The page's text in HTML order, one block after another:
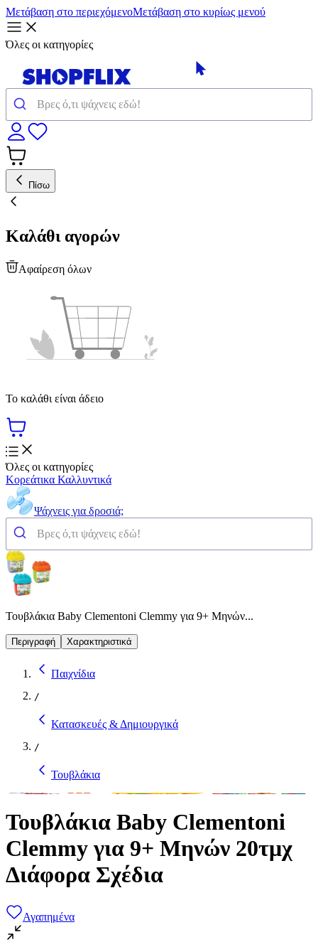
Μετάβαση στο περιεχόμενοΜετάβαση στο κυρίως μενού
Όλες οι κατηγορίες
Πίσω
Καλάθι αγορών
Αφαίρεση όλων
Το καλάθι είναι άδειο
Όλες οι κατηγορίες
Κορεάτικα Καλλυντικά
Ψάχνεις για δροσιά;
Τουβλάκια Baby Clementoni Clemmy για 9+ Μηνών...
Περιγραφή Χαρακτηριστικά
Παιχνίδια
/
Κατασκευές & Δημιουργικά
/
Τουβλάκια
Τουβλάκια Baby Clementoni
Clemmy για 9+ Μηνών 20τμχ
Διάφορα Σχέδια
Αγαπημένα